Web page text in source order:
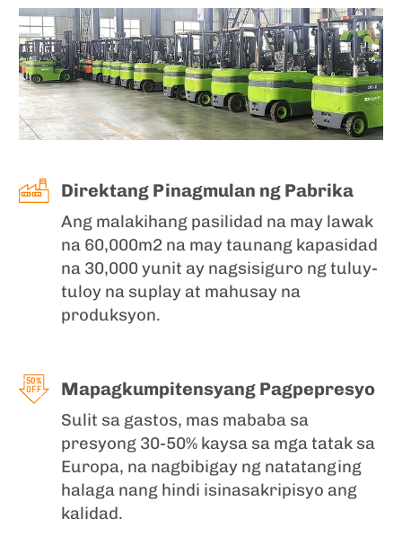
Direktang Pinagmulan ng Pabrika
Ang malakihang pasilidad na may lawak
na 60,000m2 na may taunang kapasidad
na 30,000 yunit ay nagsisiguro ng tuluy-
tuloy na suplay at mahusay na
produksyon.
Mapagkumpitensyang Pagpepresyo
Sulit sa gastos, mas mababa sa
presyong 30-50% kaysa sa mga tatak sa
Europa, na nagbibigay ng natatanging
halaga nang hindi isinasakripisyo ang
kalidad.